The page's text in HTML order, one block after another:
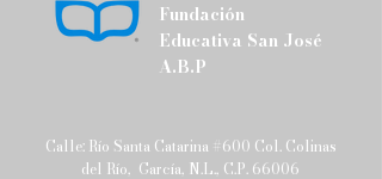
Fundación
Educativa San José
A.B.P
Calle: Río Santa Catarina #600 Col. Colinas
del Río, García, N.L., C.P. 66006